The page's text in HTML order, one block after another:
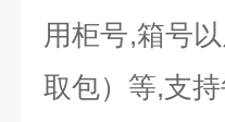
用柜号,箱号
取包）等,支